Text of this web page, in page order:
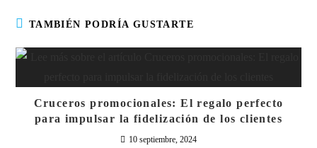
TAMBIÉN PODRÍA GUSTARTE
Cruceros promocionales: El regalo perfecto
para impulsar la fidelización de los clientes
10 septiembre, 2024